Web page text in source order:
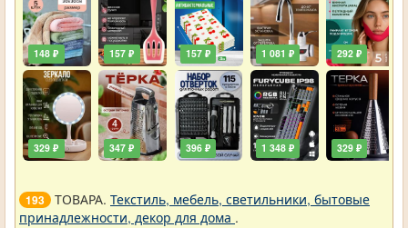
148 ₽
329 ₽
157 ₽
347 ₽
157 ₽
396 ₽
1 081 ₽
1 348 ₽
292 ₽
329 ₽
193 ТОВАРА. Текстиль, мебель, светильники, бытовые
принадлежности, декор для дома .